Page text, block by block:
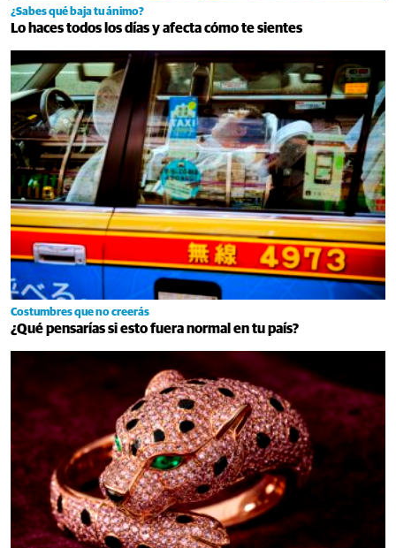
¿Sabes qué baja tu ánimo?
Lo haces todos los días y afecta cómo te sientes
Costumbres que no creerás
¿Qué pensarías si esto fuera normal en tu país?